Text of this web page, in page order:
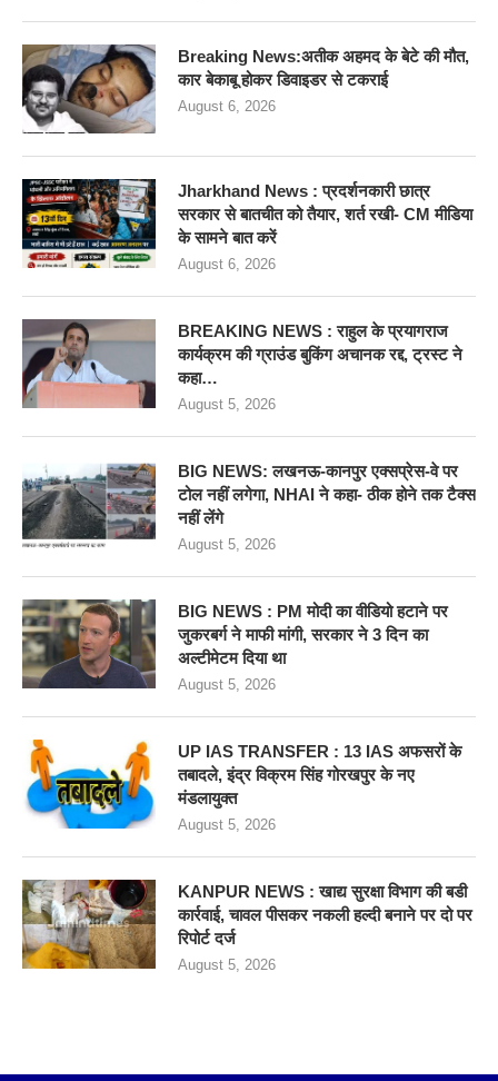
Breaking News:अतीक अहमद के बेटे की मौत,
कार बेकाबू होकर डिवाइडर से टकराई
August 6, 2026
Jharkhand News : प्रदर्शनकारी छात्र
सरकार से बातचीत को तैयार, शर्त रखी- CM मीडिया
के सामने बात करें
August 6, 2026
BREAKING NEWS : राहुल के प्रयागराज
कार्यक्रम की ग्राउंड बुकिंग अचानक रद्द, ट्रस्ट ने
कहा…
August 5, 2026
BIG NEWS: लखनऊ-कानपुर एक्सप्रेस-वे पर
टोल नहीं लगेगा, NHAI ने कहा- ठीक होने तक टैक्स
नहीं लेंगे
August 5, 2026
BIG NEWS : PM मोदी का वीडियो हटाने पर
जुकरबर्ग ने माफी मांगी, सरकार ने 3 दिन का
अल्टीमेटम दिया था
August 5, 2026
UP IAS TRANSFER : 13 IAS अफसरों के
तबादले, इंद्र विक्रम सिंह गोरखपुर के नए
मंडलायुक्त
August 5, 2026
KANPUR NEWS : खाद्य सुरक्षा विभाग की बडी
कार्रवाई, चावल पीसकर नकली हल्दी बनाने पर दो पर
रिपोर्ट दर्ज
August 5, 2026